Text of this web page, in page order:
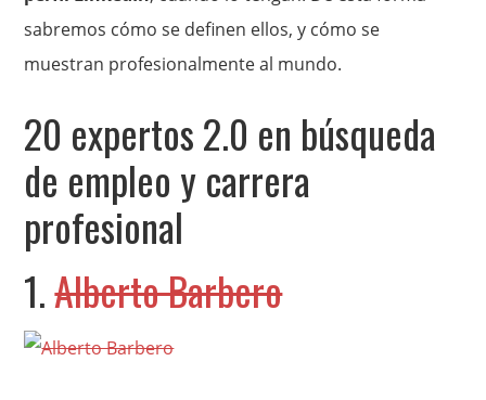
sabremos cómo se definen ellos, y cómo se
muestran profesionalmente al mundo.
20 expertos 2.0 en búsqueda
de empleo y carrera
profesional
1.Alberto Barbero